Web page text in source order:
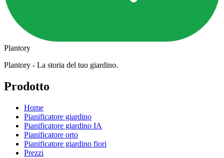
Plantory
Plantory - La storia del tuo giardino.
Prodotto
Home
Pianificatore giardino
Pianificatore giardino IA
Pianificatore orto
Pianificatore giardino fiori
Prezzi